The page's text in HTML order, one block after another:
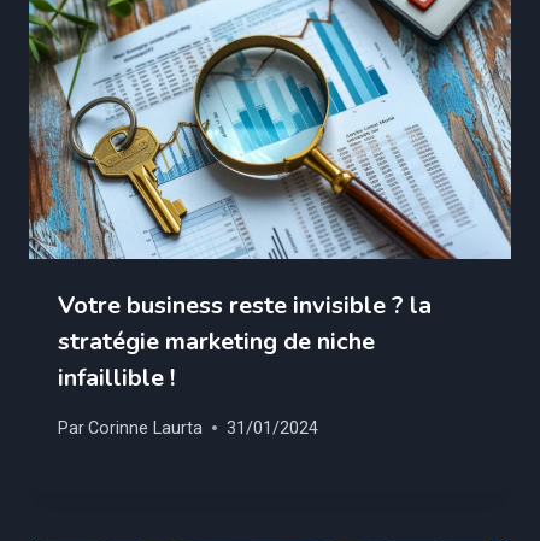
Votre business reste invisible ? la
stratégie marketing de niche
infaillible !
ParCorinne Laurta 31/01/2024